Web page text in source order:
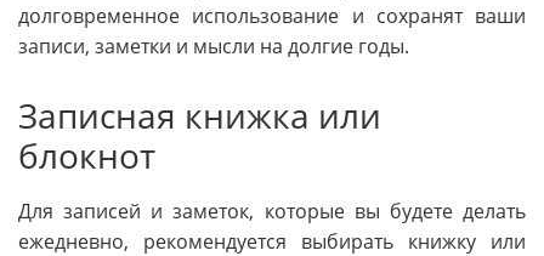
долговременное использование и сохранят ваши
записи, заметки и мысли на долгие годы.
Записная книжка или
блокнот
Для записей и заметок, которые вы будете делать
ежедневно, рекомендуется выбирать книжку или